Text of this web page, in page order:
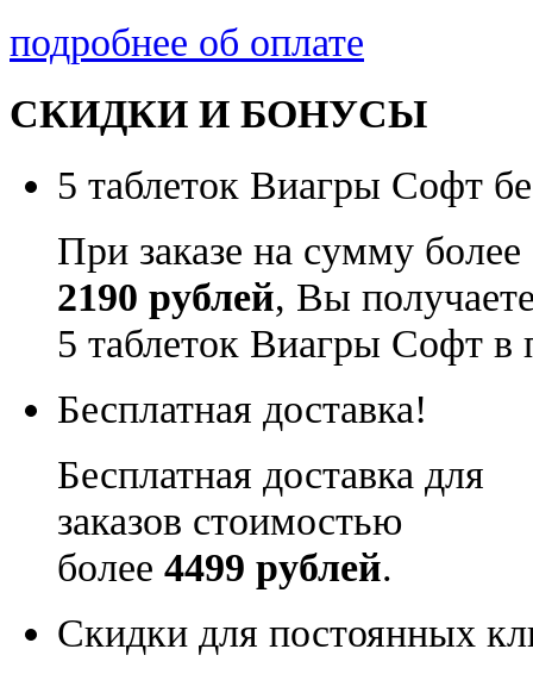
подробнее об оплате
СКИДКИ И БОНУСЫ
5 таблеток Виагры Софт
При заказе на сумму более
2190 рублей, Вы
5 таблеток Виагры Софт в
Бесплатная доставка!
Бесплатная доставка для
заказов стоимостью
более 4499 рублей.
Скидки для постоянных